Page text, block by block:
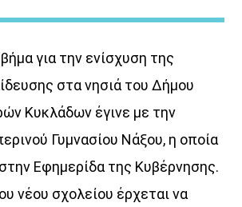
ΜΕ VOICE 102,5
για την ενίσχυση της
στα νησιά του Δήμου
Κυκλάδων έγινε με την
Γυμνασίου Νάξου, η οποία
Εφημερίδα της Κυβέρνησης.
νέου σχολείου έρχεται να